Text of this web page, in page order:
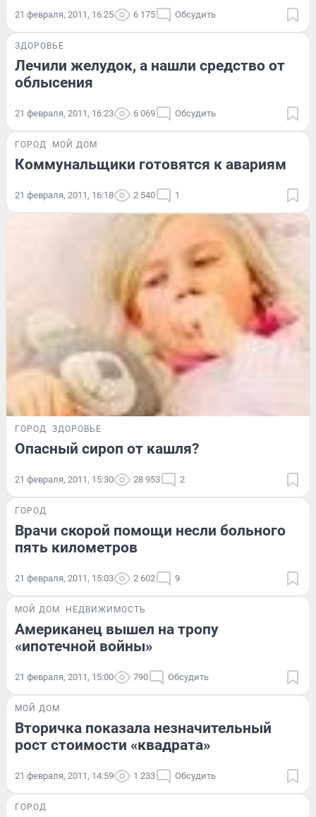
21 февраля, 2011, 16:25 6 175 Обсудить
ЗДОРОВЬЕ
Лечили желудок, а нашли средство от
облысения
21 февраля, 2011, 16:23 6 069 Обсудить
ГОРОД МОЙ ДОМ
Коммунальщики готовятся к авариям
21 февраля, 2011, 16:18 2 540 1
ГОРОД ЗДОРОВЬЕ
Опасный сироп от кашля?
21 февраля, 2011, 15:30 28 953 2
ГОРОД
Врачи скорой помощи несли больного
пять километров
21 февраля, 2011, 15:03 2 602 9
МОЙ ДОМ НЕДВИЖИМОСТЬ
Американец вышел на тропу
«ипотечной войны»
21 февраля, 2011, 15:00 790 Обсудить
МОЙ ДОМ
Вторичка показала незначительный
рост стоимости «квадрата»
21 февраля, 2011, 14:59 1 233 Обсудить
ГОРОД